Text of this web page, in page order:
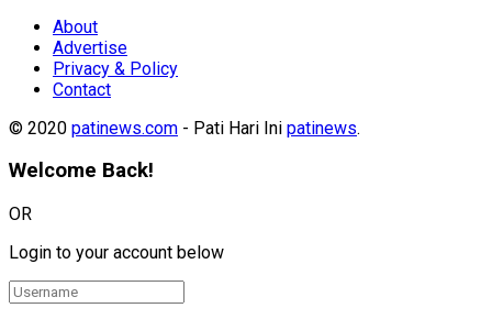
About
Advertise
Privacy & Policy
Contact
© 2020 patinews.com - Pati Hari Ini patinews.
Welcome Back!
OR
Login to your account below